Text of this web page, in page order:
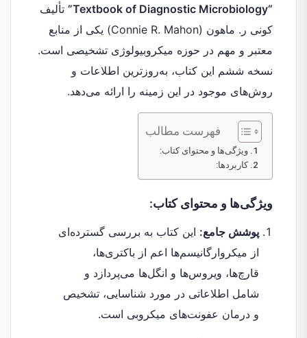
“Textbook of Diagnostic Microbiology”
تألیف
کونی ر. ماهون (Connie R. Mahon) یکی از منابع
معتبر و مهم در حوزه میکروبیولوژی تشخیصی است.
نسخه ششم این کتاب، به‌روزترین اطلاعات و
روش‌های موجود در این زمینه را ارائه می‌دهد.
فهرست مطالب
ویژگی‌ها و محتوای کتاب:
کاربردها:
ویژگی‌ها و محتوای کتاب:
پوشش جامع: این کتاب به بررسی گسترده‌ای
از میکروارگانیسم‌ها اعم از باکتری‌ها،
قارچ‌ها، ویروس‌ها و انگل‌ها می‌پردازد و
شامل اطلاعاتی در مورد شناسایی، تشخیص
و درمان عفونت‌های میکروبی است.